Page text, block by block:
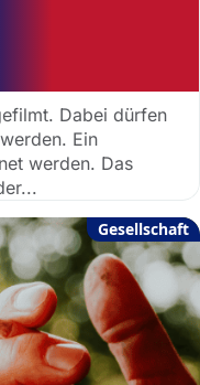
Dabei dürfen
Ein
werden. Das
Gesellschaft